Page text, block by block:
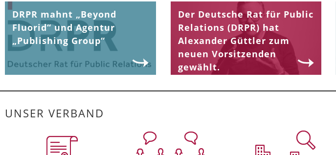
DRPR mahnt „Beyond
Fluorid“ und Agentur
„Publishing Group“
Der Deutsche Rat für Public
Relations (DRPR) hat
Alexander Güttler zum
neuen Vorsitzenden
gewählt.
UNSER VERBAND